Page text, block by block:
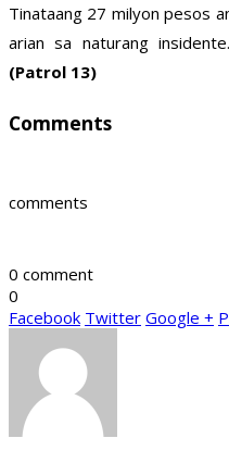
Tinataang 27 milyon pesos
arian sa naturang
(Patrol 13)
Comments
comments
0 comment
0
Facebook Twitter Google +